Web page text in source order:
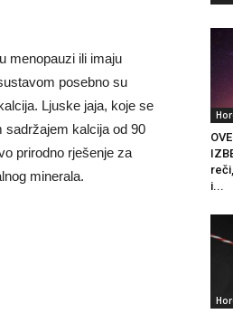
menopauzi ili imaju
posebno su
Ljuske jaja, koje se
sadržajem kalcija od 90
prirodno rješenje za
minerala.
i...